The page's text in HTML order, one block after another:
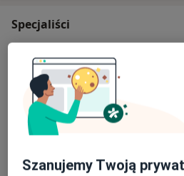
Specjaliści
Ginekolog
Anita Barbara
4 opinie
Szanujemy Twoją